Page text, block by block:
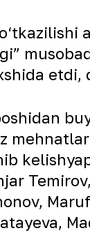
etdi,